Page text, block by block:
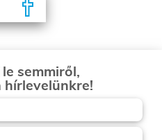
le semmiről,
hírlevelünkre!